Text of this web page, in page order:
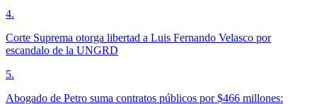
4.
Corte Suprema otorga libertad a Luis Fernando Velasco por
escandalo de la UNGRD
5.
Abogado de Petro suma contratos públicos por $466 millones: